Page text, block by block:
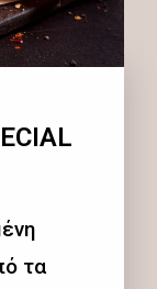
τα